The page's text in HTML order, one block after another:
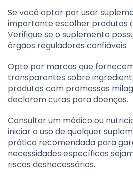
Se você optar por usar
importante escolher produtos
Verifique se o suplemento
órgãos reguladores confiáveis.
Opte por marcas que
transparentes sobre
produtos com promessas
declarem curas para doenças.
Consultar um médico ou
iniciar o uso de qualquer
prática recomendada para
necessidades específicas
riscos desnecessários.